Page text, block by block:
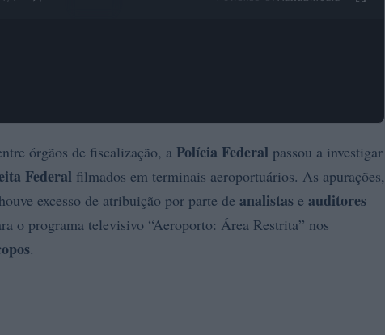
órgãos de fiscalização, a Polícia Federal passou a investigar
Federal filmados em terminais aeroportuários. As apurações,
excesso de atribuição por parte de analistas e auditores
o programa televisivo “Aeroporto: Área Restrita” nos
.